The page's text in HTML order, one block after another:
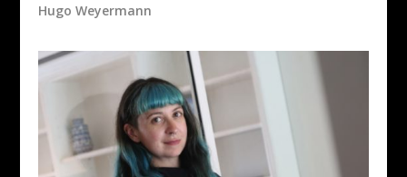
Hugo Weyermann